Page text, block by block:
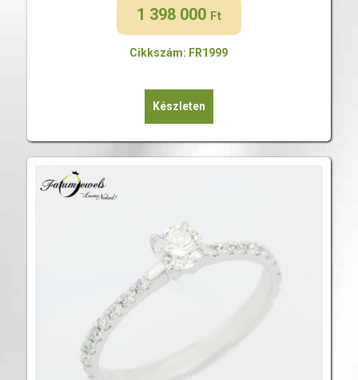
1 398 000 Ft
Cikkszám: FR1999
Készleten